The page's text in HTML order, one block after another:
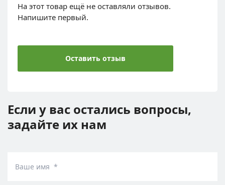
На этот товар ещё не оставляли отзывов.
Напишите первый.
Оставить отзыв
Если у вас остались вопросы,
задайте их нам
Ваше имя *